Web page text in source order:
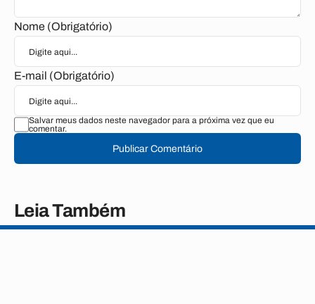
Nome (Obrigatório)
E-mail (Obrigatório)
Salvar meus dados neste navegador para a próxima vez que eu
comentar.
Publicar Comentário
Leia Também